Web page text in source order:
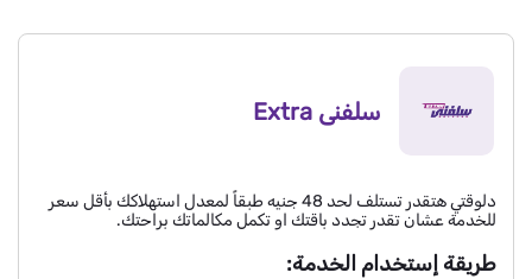
سلفنى Extra
دلوقتي هتقدر تستلف لحد 48 جنيه طبقاً لمعدل استهلاكك بأقل سعر
للخدمة عشان تقدر تجدد باقتك او تكمل مكالماتك براحتك.
طريقة إستخدام الخدمة: